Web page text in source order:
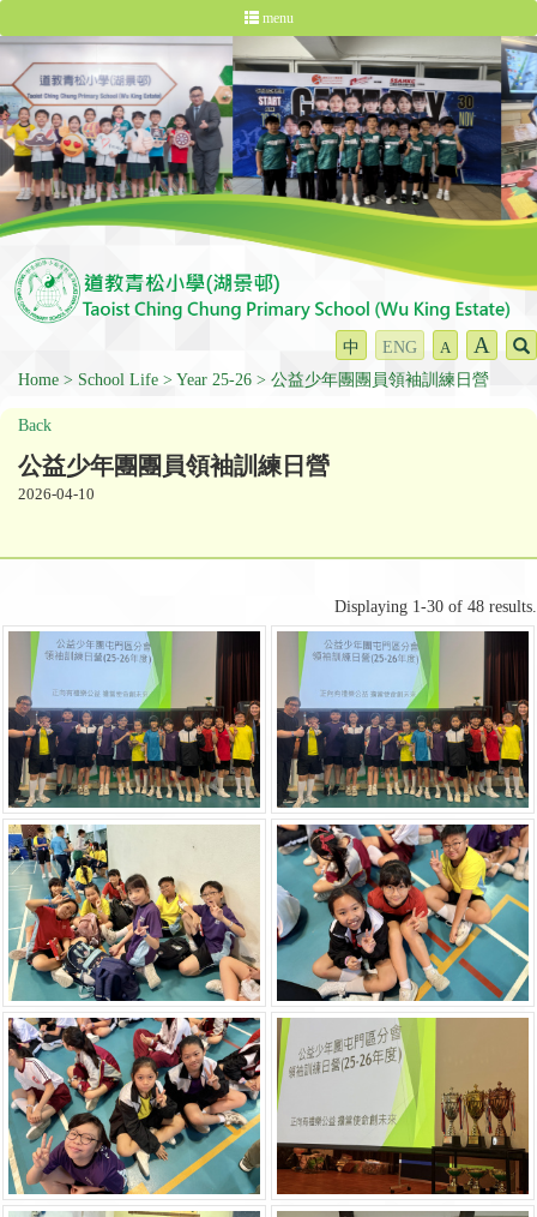
menu
中 ENG A A
Home School Life Year 25-26 公益少年團團員領袖訓練日營
Back
公益少年團團員領袖訓練日營
2026-04-10
Displaying 1-30 of 48 results.